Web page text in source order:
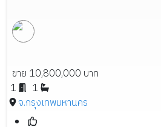
ขาย 10,800,000 บาท
1
1
จ.กรุงเทพมหานคร